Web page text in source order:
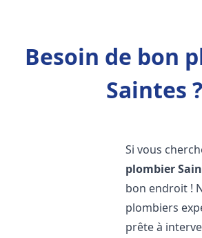
Besoin de bon
Saintes ?
Si vous
plombier
bon endroit !
plombiers
prête à